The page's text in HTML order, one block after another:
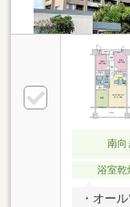
南向
浴室乾
・オー